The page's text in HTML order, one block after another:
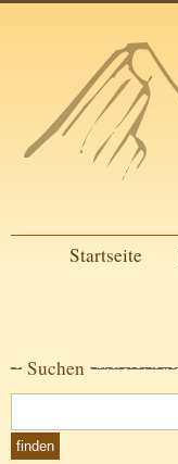
Startseite
Suchen